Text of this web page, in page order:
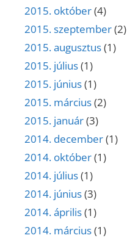
2015. október(4)
2015. szeptember(2)
2015. augusztus(1)
2015. július(1)
2015. június(1)
2015. március(2)
2015. január(3)
2014. december(1)
2014. október(1)
2014. július(1)
2014. június(3)
2014. április(1)
2014. március(1)